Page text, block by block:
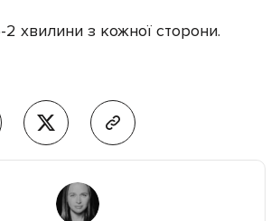
2 хвилини з кожної сторони.